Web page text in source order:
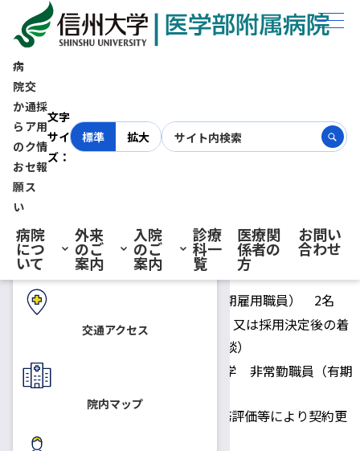
病
院
か
ら
の
お
願
い
交
通
ア
ク
セ
ス
採
用
情
報
文字
サイ
ズ：
標準 拡大
病院
につ
いて
外来
のご
案内
入院
のご
案内
診療
科一
覧
医療関
係者の
方
お問い
合わせ
ホーム
採用情報
医療支援課診療情報管理室 診療情報管理士 募集 【締切 令和2年5
月21日（木）必着】
医療支援課診療情報管理室 診
療情報管理士 募集 【締切
令和2年5月21日（木）必着】
2020.04.20 診療情報管理士
募集人員
診療情報管理士（有期雇用職員） 2名
採用予定日
令和3年4月1日（木）又は採用決定後の着
任可能な期日（応相談）
国立大学法人信州大学 非常勤職員（有期
1事業年度契約、勤務評価等により契約更
入院・ご面会の方へ
交通アクセス
院内マップ